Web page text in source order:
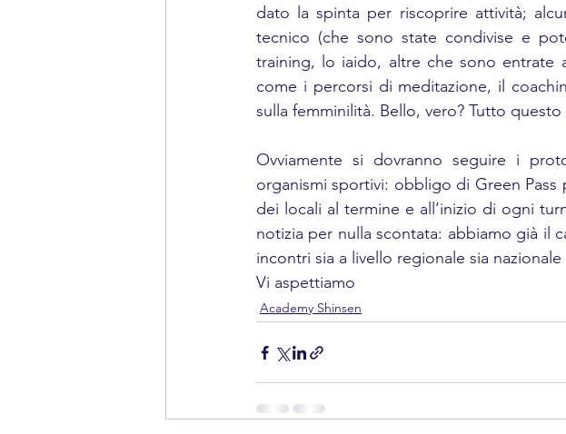
dato la spinta per riscoprire attività;
tecnico (che sono state condivise e
training, lo iaido, altre che sono entrate
come i percorsi di meditazione, il
sulla femminilità. Bello, vero? Tutto
Ovviamente si dovranno seguire i
organismi sportivi: obbligo di Green Pass
dei locali al termine e all’inizio di ogni
notizia per nulla scontata: abbiamo già il
incontri sia a livello regionale sia
Vi aspettiamo
Academy Shinsen